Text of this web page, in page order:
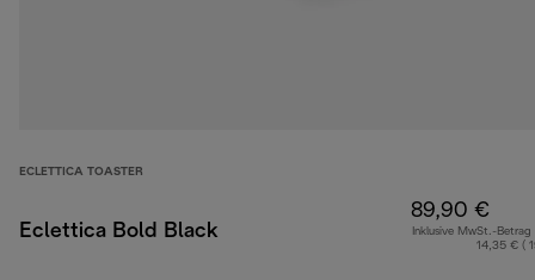
ECLETTICA TOASTER
Eclettica Bold Black
89,90 €
Inklusive MwSt.-Betrag
14,35 € (